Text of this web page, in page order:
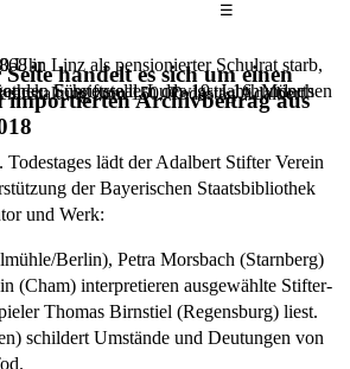
Das
☰
Seite handelt es sich um einen
importierten Archivbeitrag aus
zum 150. Todestag Adalbert
in Linz als pensionierter Schulrat starb,
Schriftstellern des 19. Jahrhunderts
Todestages lädt der Adalbert Stifter Verein
der Bayerischen Staatsbibliothek
und Werk:
Berlin), Petra Morsbach (Starnberg)
(Cham) interpretieren ausgewählte Stifter-
Thomas Birnstiel (Regensburg) liest.
schildert Umstände und Deutungen von
Uhr
Fürstensaal, Ludwigstr. 16, München